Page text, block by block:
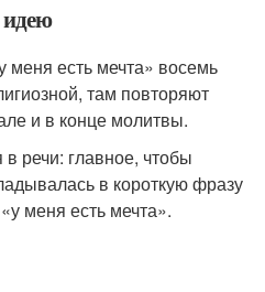
идею
меня есть мечта» восемь
там повторяют
и в конце молитвы.
речи: главное, чтобы
в короткую фразу
меня есть мечта».